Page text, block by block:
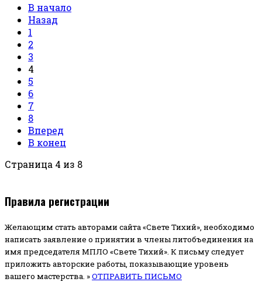
В начало
Назад
1
2
3
4
5
6
7
8
Вперед
В конец
Страница 4 из 8
Правила регистрации
Желающим стать авторами сайта «Свете Тихий», необходимо
написать заявление о принятии в члены литобъединения на
имя председателя МПЛО «Свете Тихий». К письму следует
приложить авторские работы, показывающие уровень
вашего мастерства. »ОТПРАВИТЬ ПИСЬМО